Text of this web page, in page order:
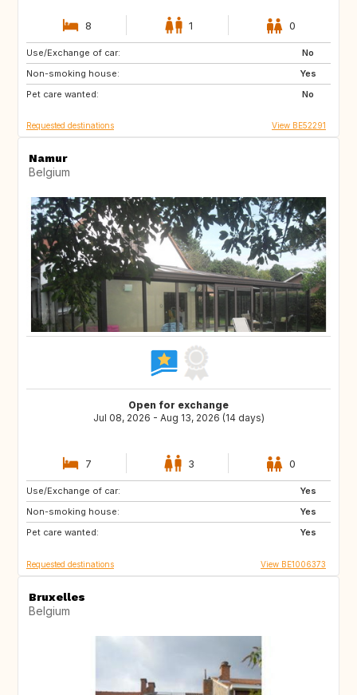
8 1 0
Use/Exchange of car:
No
Non-smoking house:
Yes
Pet care wanted:
No
PL
GB
DE
Requested destinations View BE52291
Namur
Belgium
Open for exchange
Jul 08, 2026 - Aug 13, 2026 (14 days)
7 3 0
Use/Exchange of car:
Yes
Non-smoking house:
Yes
Pet care wanted:
Yes
IT
IS
US
Requested destinations View BE1006373
Bruxelles
Belgium